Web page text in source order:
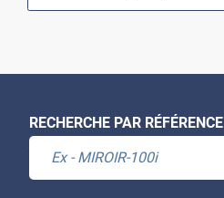
RECHERCHE PAR RÉFÉRENCE